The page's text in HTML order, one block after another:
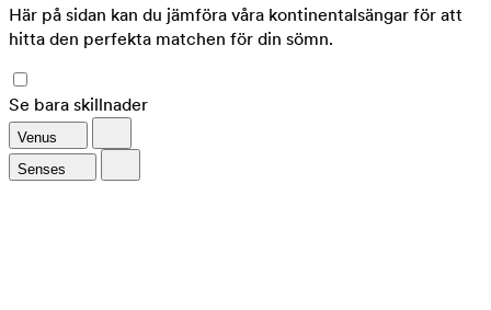
Här på sidan kan du jämföra våra kontinentalsängar för att
hitta den perfekta matchen för din sömn.
Se bara skillnader
Venus
Senses